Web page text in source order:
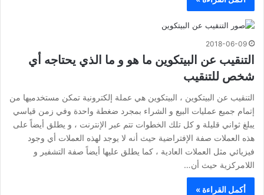
2018-06-09
التنقيب عن البيتكوين ما هو و ما الذي يحتاجه أي
شخص للتنقيب
التنقيب عن البيتكوين ، البيتكوين هي عملة إلكترونية تمكن مستخدميها من
إتمام جميع عمليات البيع و الشراء بمجرد ضغطة واحدة وفي زمن قياسي
يبلغ ثواني قليلة و كل تلك الخطوات تتم عبر الإنترنت ، و يطلق أيضاً على
هذه العملات صفة الإفتراضية حيث أنه لا يوجد لهذه العملات أي وجود
فيزيائي مثل العملات العادية ، كما يطلق عليها أيضاً صفة التشفير و
اللامركزية حيث أن…
أكمل القراءة »